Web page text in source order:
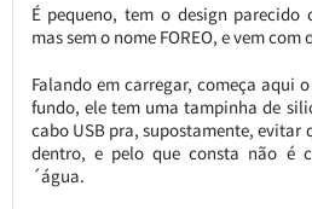
É pequeno, tem o design
mas sem o nome FOREO, e vem
Falando em carregar, começa aqui
fundo, ele tem uma tampinha de
cabo USB pra, supostamente, evitar
dentro, e pelo que consta não é
´água.